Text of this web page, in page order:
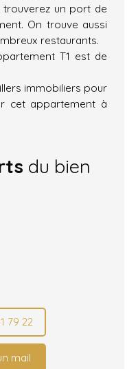
un port de
On trouve aussi
restaurants.
T1 est de
immobiliers pour
cet appartement à
du bien
79 22
mail